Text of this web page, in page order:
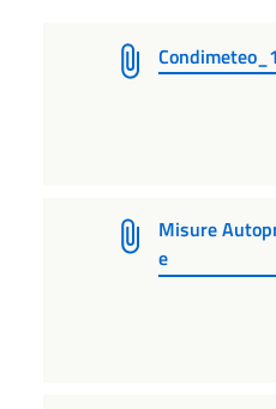
Misure
e